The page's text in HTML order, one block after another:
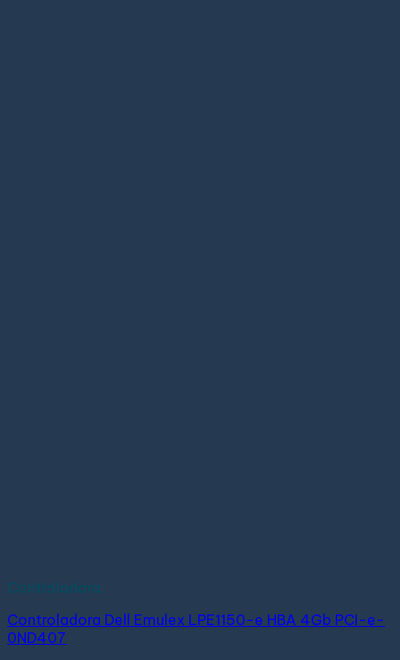
Controladora
Controladora Dell Emulex LPE1150-e HBA 4Gb PCI-e-
0ND407